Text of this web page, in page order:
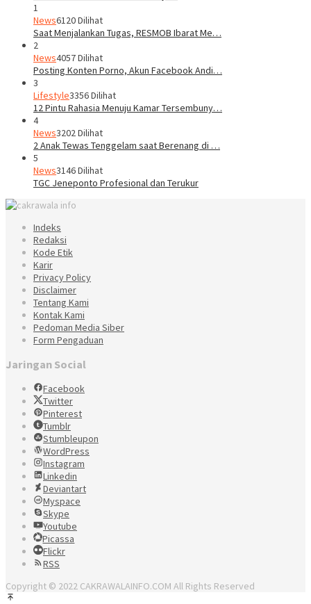
1
News6120 Dilihat
Saat Menjalankan Tugas, RESMOB Ibarat Me…
2
News4057 Dilihat
Posting Konten Porno, Akun Facebook Andi…
3
Lifestyle3356 Dilihat
12 Pintu Rahasia Menuju Kamar Tersembuny…
4
News3202 Dilihat
2 Anak Tewas Tenggelam saat Berenang di …
5
News3146 Dilihat
TGC Jeneponto Profesional dan Terukur
Indeks
Redaksi
Kode Etik
Karir
Privacy Policy
Disclaimer
Tentang Kami
Kontak Kami
Pedoman Media Siber
Form Pengaduan
Jaringan Social
Facebook
Twitter
Pinterest
Tumblr
Stumbleupon
WordPress
Instagram
Linkedin
Deviantart
Myspace
Skype
Youtube
Picassa
Flickr
RSS
Copyright © 2022 CAKRAWALAINFO.COM All Rights Reserved